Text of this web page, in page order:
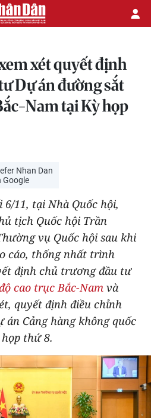
xét quyết định
Dự án đường sắt
Nam tại Kỳ họp
Nhan Dan
Google
11, tại Nhà Quốc hội,
tịch Quốc hội Trần
vụ Quốc hội sau khi
cáo, thống nhất trình
định chủ trương đầu tư
cao trục Bắc-Nam và
quyết định điều chỉnh
Cảng hàng không quốc
thứ 8.